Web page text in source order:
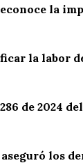
la
la labor
de 2024
los